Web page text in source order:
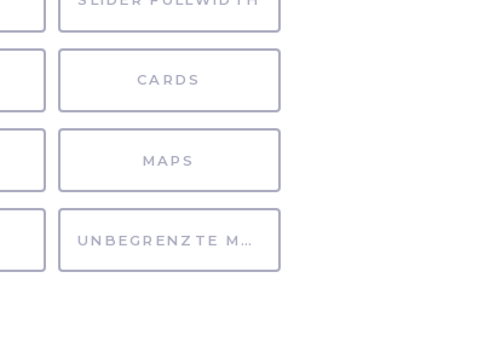
CARDS
MAPS
UNBEGRENZTE MÖGLICHKEITEN